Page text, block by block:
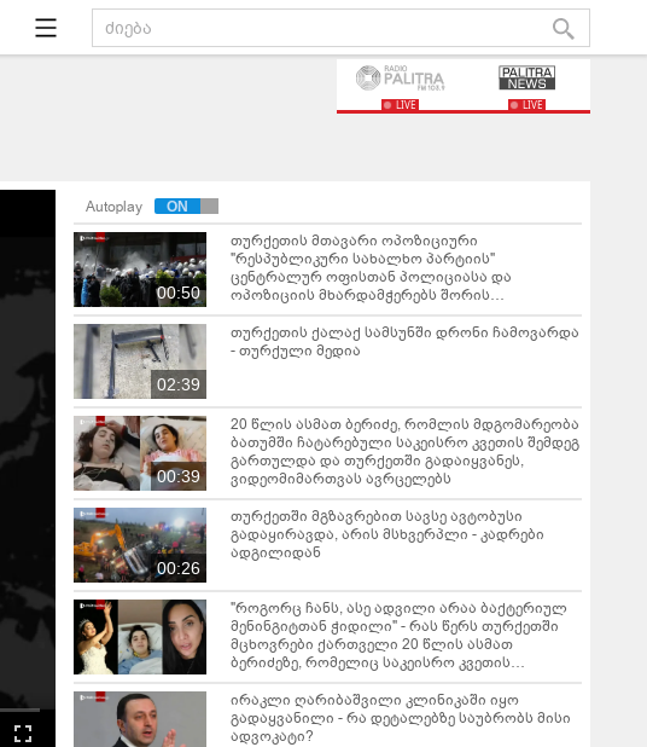
LIVE LIVE
Autoplay
00:50
თურქეთის მთავარი ოპოზიციური
"რესპუბლიკური სახალხო პარტიის"
ცენტრალურ ოფისთან პოლიციასა და
ოპოზიციის მხარდამჭერებს შორის
დაპირისპირება მოხდა
02:39
თურქეთის ქალაქ სამსუნში დრონი ჩამოვარდა
- თურქული მედია
00:39
20 წლის ასმათ ბერიძე, რომლის მდგომარეობა
ბათუმში ჩატარებული საკეისრო კვეთის შემდეგ
გართულდა და თურქეთში გადაიყვანეს,
ვიდეომიმართვას ავრცელებს
00:26
თურქეთში მგზავრებით სავსე ავტობუსი
გადაყირავდა, არის მსხვერპლი - კადრები
ადგილიდან
"როგორც ჩანს, ასე ადვილი არაა ბაქტერიულ
მენინგიტთან ჭიდილი" - რას წერს თურქეთში
მცხოვრები ქართველი 20 წლის ასმათ
ბერიძეზე, რომელიც საკეისრო კვეთის
შემდგომი გართულებით ბათუმიდან თურქეთში
გადაიყვანეს
ირაკლი ღარიბაშვილი კლინიკაში იყო
გადაყვანილი - რა დეტალებზე საუბრობს მისი
ადვოკატი?